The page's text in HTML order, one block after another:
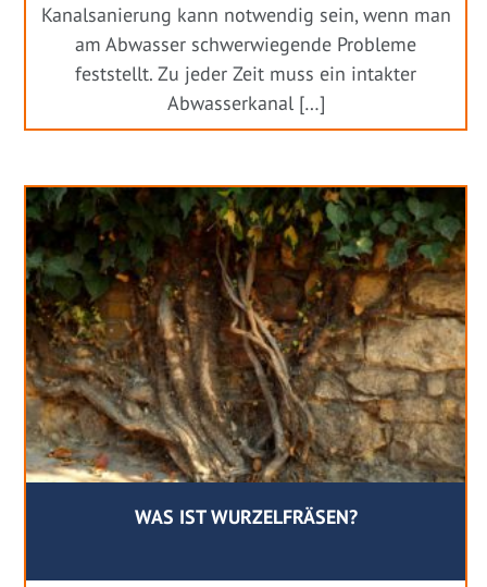
Kanalsanierung kann notwendig sein, wenn man
am Abwasser schwerwiegende Probleme
feststellt. Zu jeder Zeit muss ein intakter
Abwasserkanal […]
WAS IST WURZELFRÄSEN?